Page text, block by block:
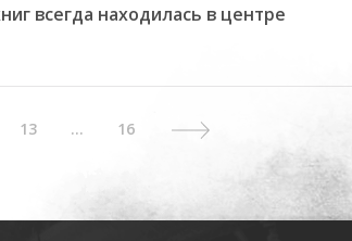
всегда находилась в центре
13 ... 16